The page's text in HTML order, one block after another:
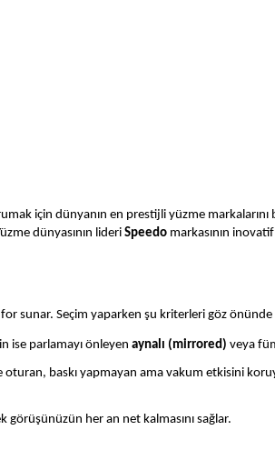
için dünyanın en prestijli yüzme
dünyasının lideri Speedo markasının
sunar. Seçim yaparken şu kriterleri göz önünde
ise parlamayı önleyen aynalı (mirrored) veya
oturan, baskı yapmayan ama vakum etkisini
görüşünüzün her an net kalmasını sağlar.